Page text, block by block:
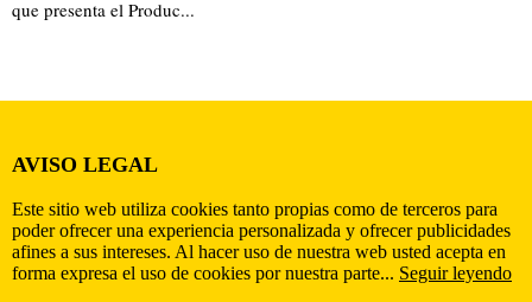
que presenta el Produc...
AVISO LEGAL
Este sitio web utiliza cookies tanto propias como de terceros para
poder ofrecer una experiencia personalizada y ofrecer publicidades
afines a sus intereses. Al hacer uso de nuestra web usted acepta en
forma expresa el uso de cookies por nuestra parte... Seguir leyendo